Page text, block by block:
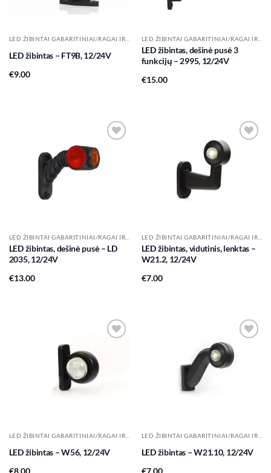
LED žibintas – FT9B, 12/24V
€9.00
LED žibintas, dešinė pusė 3
funkcijų – 2995, 12/24V
€15.00
wishlist
LED žibintas, dešinė pusė – LD
2035, 12/24V
€13.00
LED žibintas, vidutinis, lenktas –
W21.2, 12/24V
€7.00
LED žibintas – W56, 12/24V
wishlist
LED žibintas – W21.10, 12/24V